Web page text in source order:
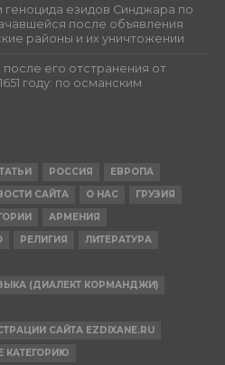
геноцида езидов Синджара по
после объявления
районы и их уничтожении
его отстранения от
году: по османским
РОССИЯ
ЕВРОПА
САЙТА О НАС
ГРУЗИЯ
АРМЕНИЯ
РЕЛИГИЯ
ЛИТЕРАТУРА
(ДИАЛЕКТ КОРМАНДЖИ)
САЙТА EZDIXANE.RU
КАТЕГОРИЮ